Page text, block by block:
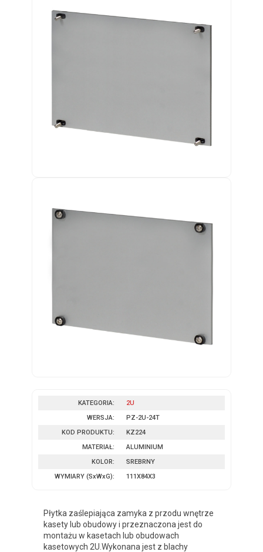
KATEGORIA:
2U
WERSJA:
PZ-2U-24T
KOD PRODUKTU:
KZ224
MATERIAŁ:
ALUMINIUM
KOLOR:
SREBRNY
WYMIARY (SxWxG): 111X84X3
Płytka zaślepiająca zamyka z przodu wnętrze
kasety lub obudowy i przeznaczona jest do
montażu w kasetach lub obudowach
kasetowych 2U.Wykonana jest z blachy